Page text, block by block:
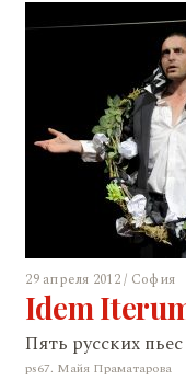
29 апреля 2012 / София
Idem
Пять русских
ps67. Майя Праматарова